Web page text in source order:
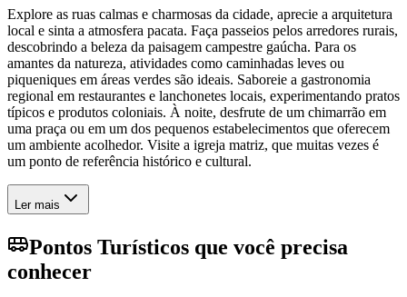
Explore as ruas calmas e charmosas da cidade, aprecie a arquitetura
local e sinta a atmosfera pacata. Faça passeios pelos arredores rurais,
descobrindo a beleza da paisagem campestre gaúcha. Para os
amantes da natureza, atividades como caminhadas leves ou
piqueniques em áreas verdes são ideais. Saboreie a gastronomia
regional em restaurantes e lanchonetes locais, experimentando pratos
típicos e produtos coloniais. À noite, desfrute de um chimarrão em
uma praça ou em um dos pequenos estabelecimentos que oferecem
um ambiente acolhedor. Visite a igreja matriz, que muitas vezes é
um ponto de referência histórico e cultural.
Ler mais
Pontos Turísticos que você precisa
conhecer